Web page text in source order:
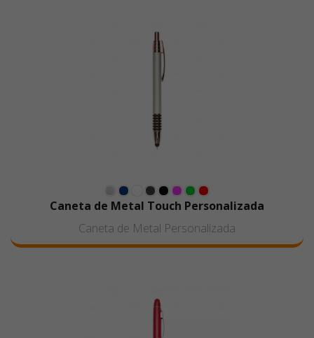
Caneta de Metal Touch Personalizada
Caneta de Metal Personalizada